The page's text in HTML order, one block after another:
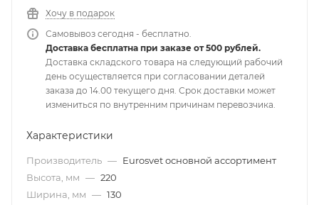
Хочу в подарок
Самовывоз сегодня - бесплатно.
Доставка бесплатна при заказе от 500 рублей.
Доставка складского товара на следующий рабочий
день осуществляется при согласовании деталей
заказа до 14.00 текущего дня. Срок доставки может
измениться по внутренним причинам перевозчика.
Характеристики
Производитель — Eurosvet основной ассортимент
Высота, мм — 220
Ширина, мм — 130